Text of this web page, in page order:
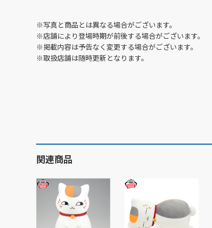
※写真と商品とは異なる場合がございます。
※店舗により登場時期が前後する場合がございます。
※掲載内容は予告なく変更する場合がございます。
※取扱店舗は随時更新となります。
関連商品